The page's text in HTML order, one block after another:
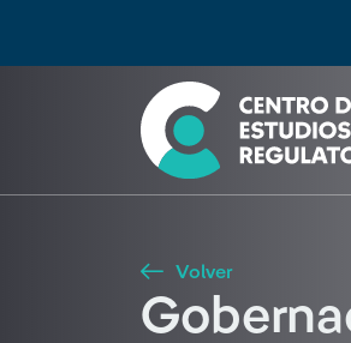
Seleccione país
Buscar
Volver